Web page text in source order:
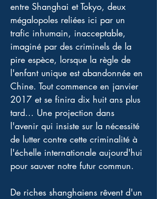
entre Shanghai et Tokyo, deux
mégalopoles reliées ici par un
trafic inhumain, inacceptable,
imaginé par des criminels de la
pire espèce, lorsque la règle de
l'enfant unique est abandonnée en
Chine. Tout commence en janvier
2017 et se finira dix huit ans plus
tard... Une projection dans
l'avenir qui insiste sur la nécessité
de lutter contre cette criminalité à
l'échelle internationale aujourd'hui
pour sauver notre futur commun.
De riches shanghaiens rêvent d'un